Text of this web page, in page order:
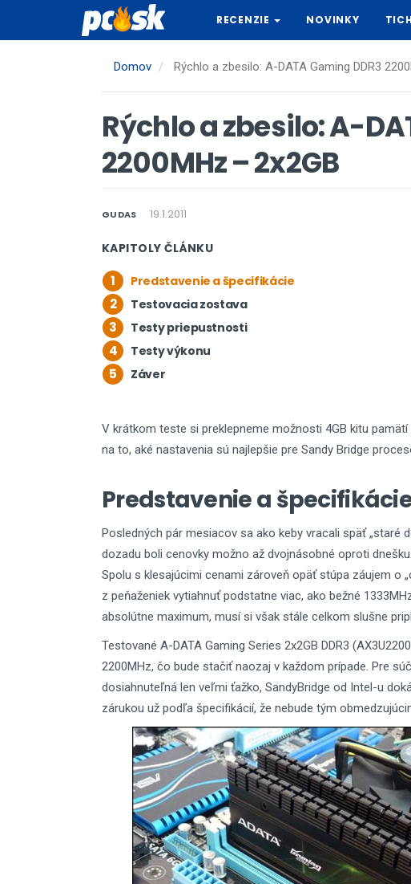
hlavný
RECENZIE NOVINKY
Domov Rýchlo a zbesilo: A-DATA Gaming DDR3
Rýchlo a zbesilo: A-
2200MHz – 2x2GB
GUDAS 19.1.2011
KAPITOLY ČLÁNKU
1 Predstavenie a špecifikácie
2 Testovacia zostava
3 Testy priepustnosti
4 Testy výkonu
5 Záver
V krátkom teste si preklepneme možnosti 4GB kitu
na to, aké nastavenia sú najlepšie pre Sandy Bridge
Predstavenie a
Posledných pár mesiacov sa ako keby vracali späť „staré
dozadu boli cenovky možno až dvojnásobné oproti
Spolu s klesajúcimi cenami zároveň opäť stúpa záujem o
z peňaženiek vytiahnuť podstatne viac, ako bežné
absolútne maximum, musí si však stále celkom slušne
Testované A-DATA Gaming Series 2x2GB DDR3
2200MHz, čo bude stačiť naozaj v každom prípade. Pre
dosiahnuteľná len veľmi ťažko, SandyBridge od Intel-u
zárukou už podľa špecifikácií, že nebude tým